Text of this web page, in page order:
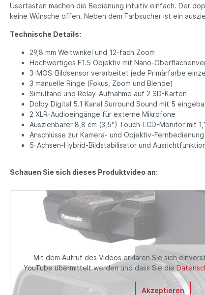
Usertasten machen die Bedienung intuitiv einfach. Der
keine Wünsche offen. Neben dem Farbsucher ist ein
Technische Details:
29,8 mm Weitwinkel und 12-fach Zoom
Hochwertiges F1.5 Objektiv mit Nano-
3-MOS-Bildsensor verarbeitet jede Primärfarbe
3 manuelle Ringe (Fokus, Zoom und Blende)
Simultane und Relay-Aufnahme auf 2 SD-Karten
Dolby Digital 5.1 Kanal Surround Sound mit 5
2 XLR-Audioeingänge für externe Mikrofone
Ausziehbarer 8,8 cm (3,5") Touch-LCD-Monitor mit
Anschlüsse zur Kamera- und Objektiv-Fernbedienung
5-Achsen-Hybrid-Bildstabilisator und
Schauen Sie sich dieses Produktvideo an:
Mit dem Aufruf des Videos erklären Sie sich
YouTube übermittelt werden und dass Sie die
Akzeptieren